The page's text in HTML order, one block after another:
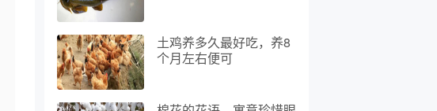
土鸡养多久最好吃，养8
个月左右便可